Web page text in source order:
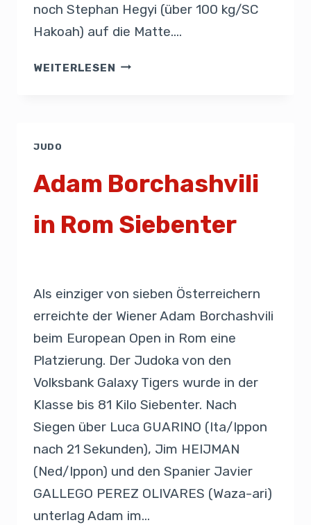
noch Stephan Hegyi (über 100 kg/SC
Hakoah) auf die Matte….
WEITERLESEN
JUDO
Adam Borchashvili
in Rom Siebenter
Als einziger von sieben Österreichern
erreichte der Wiener Adam Borchashvili
beim European Open in Rom eine
Platzierung. Der Judoka von den
Volksbank Galaxy Tigers wurde in der
Klasse bis 81 Kilo Siebenter. Nach
Siegen über Luca GUARINO (Ita/Ippon
nach 21 Sekunden), Jim HEIJMAN
(Ned/Ippon) und den Spanier Javier
GALLEGO PEREZ OLIVARES (Waza-ari)
unterlag Adam im…